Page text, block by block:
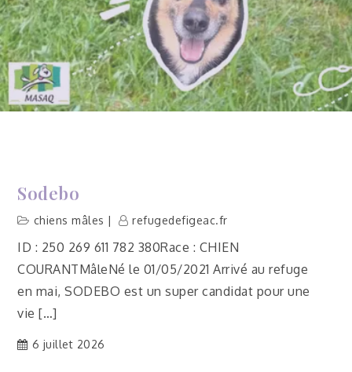
Sodebo
chiens mâles refugedefigeac.fr
ID : 250 269 611 782 380Race : CHIEN
COURANTMâleNé le 01/05/2021 Arrivé au refuge
en mai, SODEBO est un super candidat pour une
vie […]
6 juillet 2026